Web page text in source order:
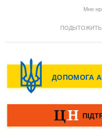
Мне
ПОДЫТОЖИТЬ: